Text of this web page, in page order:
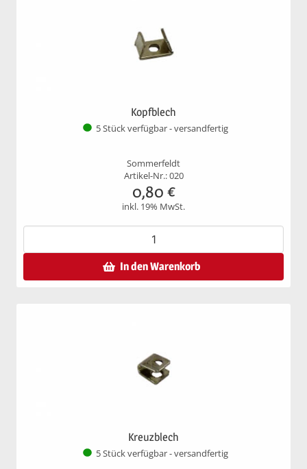
Kopfblech
5 Stück verfügbar - versandfertig
Sommerfeldt
Artikel-Nr.: 020
0,80 €
inkl. 19% MwSt.
In den Warenkorb
Kreuzblech
5 Stück verfügbar - versandfertig